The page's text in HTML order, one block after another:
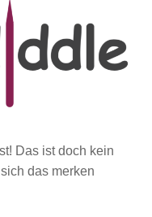
Das ist doch kein
das merken